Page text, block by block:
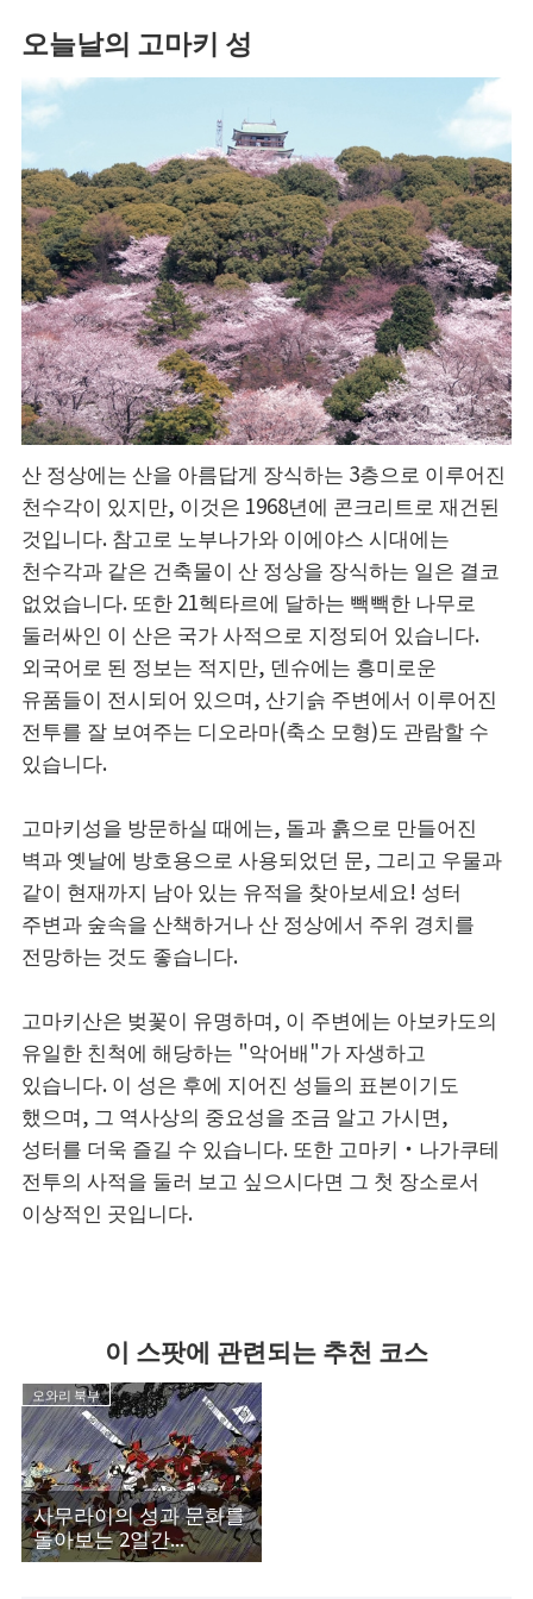
오늘날의 고마키 성
산 정상에는 산을 아름답게 장식하는 3층으로 이루어진
천수각이 있지만, 이것은 1968년에 콘크리트로 재건된
것입니다. 참고로 노부나가와 이에야스 시대에는
천수각과 같은 건축물이 산 정상을 장식하는 일은 결코
없었습니다. 또한 21헥타르에 달하는 빽빽한 나무로
둘러싸인 이 산은 국가 사적으로 지정되어 있습니다.
외국어로 된 정보는 적지만, 덴슈에는 흥미로운
유품들이 전시되어 있으며, 산기슭 주변에서 이루어진
전투를 잘 보여주는 디오라마(축소 모형)도 관람할 수
있습니다.
고마키성을 방문하실 때에는, 돌과 흙으로 만들어진
벽과 옛날에 방호용으로 사용되었던 문, 그리고 우물과
같이 현재까지 남아 있는 유적을 찾아보세요! 성터
주변과 숲속을 산책하거나 산 정상에서 주위 경치를
전망하는 것도 좋습니다.
고마키산은 벚꽃이 유명하며, 이 주변에는 아보카도의
유일한 친척에 해당하는 "악어배"가 자생하고
있습니다. 이 성은 후에 지어진 성들의 표본이기도
했으며, 그 역사상의 중요성을 조금 알고 가시면,
성터를 더욱 즐길 수 있습니다. 또한 고마키・나가쿠테
전투의 사적을 둘러 보고 싶으시다면 그 첫 장소로서
이상적인 곳입니다.
이 스팟에 관련되는 추천 코스
오와리 북부
사무라이의 성과 문화를
돌아보는 2일간...